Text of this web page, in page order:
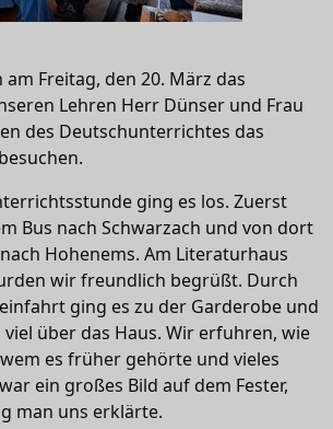
am Freitag, den 20. März das
Lehren Herr Dünser und Frau
des Deutschunterrichtes das
ging es los. Zuerst
Bus nach Schwarzach und von dort
Hohenems. Am Literaturhaus
wir freundlich begrüßt. Durch
ging es zu der Garderobe und
über das Haus. Wir erfuhren, wie
es früher gehörte und vieles
ein großes Bild auf dem Fester,
man uns erklärte.